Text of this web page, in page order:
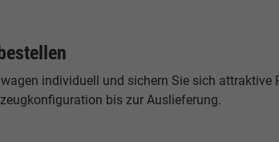
individuell und sichern Sie sich attraktive
bis zur Auslieferung.